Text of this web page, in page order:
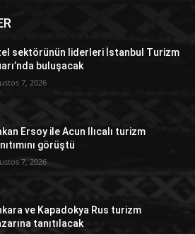
sektörünün liderleri İstanbul Turizm
buluşacak
7, 2026
Ersoy ile Acun Ilıcalı turizm
görüştü
7, 2026
ve Kapadokya Rus turizm
tanıtılacak